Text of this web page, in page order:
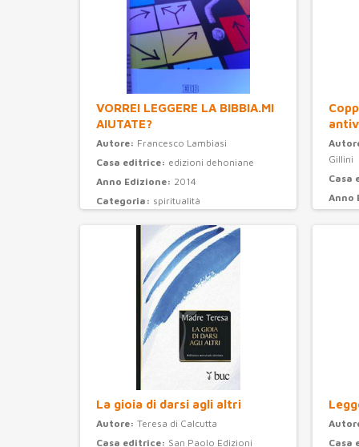
VORREI LEGGERE LA BIBBIA.MI
AIUTATE?
Autore: Francesco Lambiasi
Casa editrice: edizioni dehoniane
Anno Edizione: 2014
Categoria: spiritualità
Gillini
Casa
Anno
La gioia di darsi agli altri
Autore: Teresa di Calcutta
Casa editrice: San Paolo Edizioni
Casa